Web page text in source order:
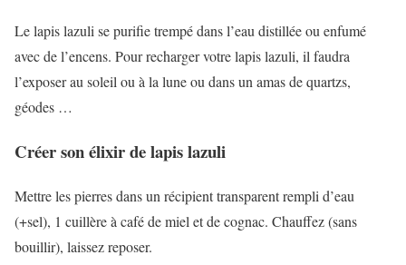
Le lapis lazuli se purifie trempé dans l’eau distillée ou enfumé
avec de l’encens. Pour recharger votre lapis lazuli, il faudra
l’exposer au soleil ou à la lune ou dans un amas de quartzs,
géodes …
Créer son élixir de lapis lazuli
Mettre les pierres dans un récipient transparent rempli d’eau
(+sel), 1 cuillère à café de miel et de cognac. Chauffez (sans
bouillir), laissez reposer.